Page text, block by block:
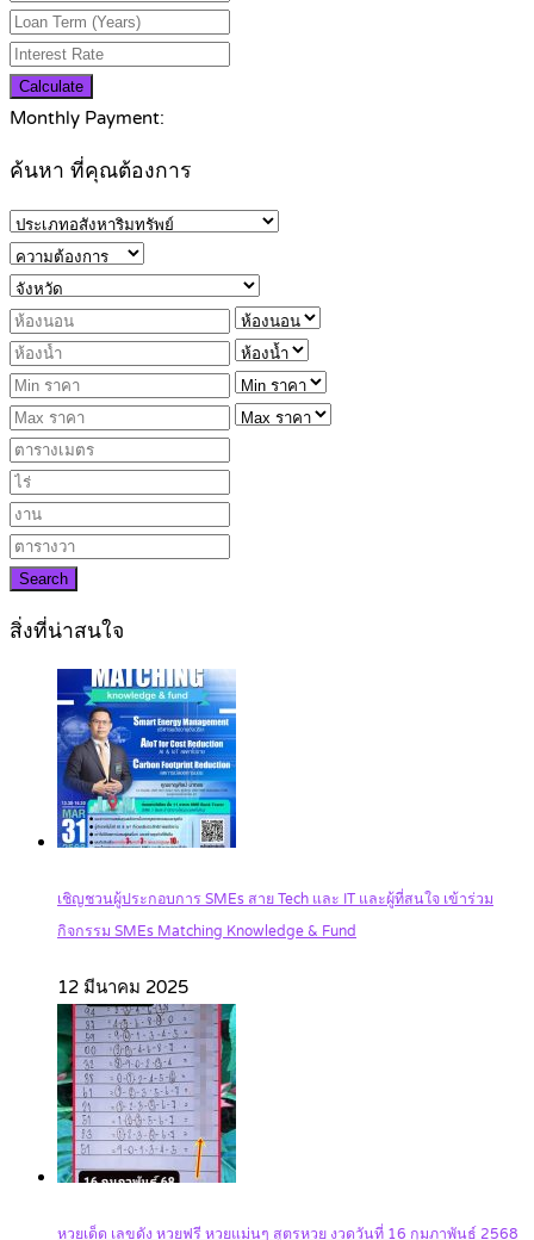
Calculate
Monthly Payment:
ค้นหา ที่คุณต้องการ
Search
สิ่งที่น่าสนใจ
เชิญชวนผู้ประกอบการ SMEs สาย Tech และ IT และผู้ที่สนใจ เข้าร่วม
กิจกรรม SMEs Matching Knowledge & Fund
12 มีนาคม 2025
หวยเด็ด เลขดัง หวยฟรี หวยแม่นๆ สูตรหวย งวดวันที่ 16 กุมภาพันธ์ 2568